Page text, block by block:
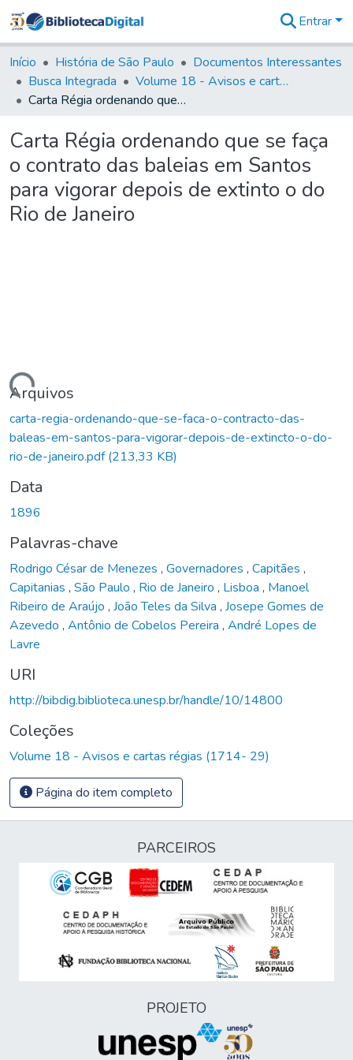
&
Coleções
Tudo na
Biblioteca
Estatísticas
Entrar
Início História de São Paulo
Documentos Interessantes
Busca Integrada
Volume 18 - Avisos e cartas régias (1714- 29)
Carta Régia ordenando que se faça o contrato das baleias em Santos para vigorar depois de extinto o do Rio de Janeiro
Carta Régia ordenando que se faça
o contrato das baleias em Santos
para vigorar depois de extinto o do
Rio de Janeiro
Arquivos
carta-regia-ordenando-que-se-faca-o-contracto-das-
baleas-em-santos-para-vigorar-depois-de-extincto-o-do-
rio-de-janeiro.pdf(213,33 KB)
Data
1896
Palavras-chave
Rodrigo César de Menezes , Governadores , Capitães ,
Capitanias , São Paulo , Rio de Janeiro , Lisboa , Manoel
Ribeiro de Araújo , João Teles da Silva , Josepe Gomes de
Azevedo , Antônio de Cobelos Pereira , André Lopes de
Lavre
URI
http://bibdig.biblioteca.unesp.br/handle/10/14800
Coleções
Volume 18 - Avisos e cartas régias (1714- 29)
Página do item completo
PARCEIROS
PROJETO